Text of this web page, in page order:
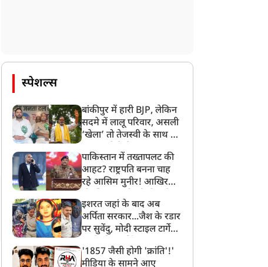
स्पेशल्स
बांकीपुर में हारी BJP, लेकिन
सदमे में लालू परिवार, असली
‘खेला’ तो तेजस्वी के साथ हो
पाकिस्तान में तख्तापलट की
आहट? राष्ट्रपति बनना चाह
रहे आसिम मुनीर! आखिर
बनाया मोहरा?
इशरत जहां के बाद अब
अर्पिता सरकार...जैश के रडार
पर सुवेंदु, मोदी स्टाइल टार्गेट
बड़ा एक्शन!
'1857 जैसी होगी 'क्रांति'!'
मीडिया के सामने आए